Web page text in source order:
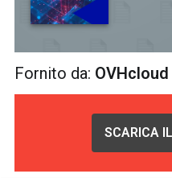
Fornito da: OVHcloud
SCARICA